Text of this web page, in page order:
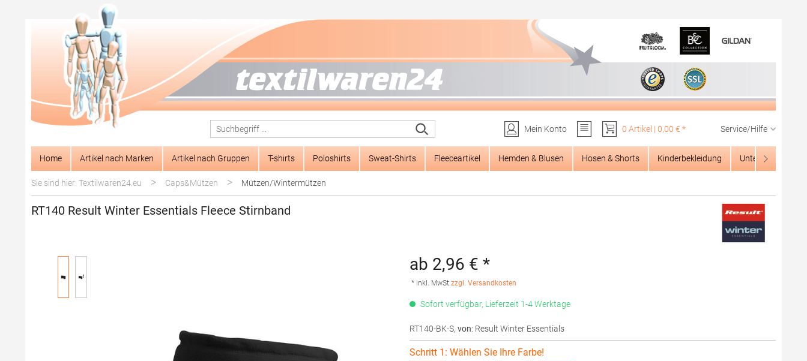
Zur Hauptnavigation springen
Mein Konto
0 Artikel | 0,00 € * Service/Hilfe
Home Artikel nach Marken Artikel nach Gruppen T-shirts Poloshirts Sweat-Shirts Fleeceartikel Hemden & Blusen Hosen & Shorts Kinderbekleidung Unterwäsche
Sie sind hier: Textilwaren24.eu > Caps&Mützen > Mützen/Wintermützen
RT140 Result Winter Essentials Fleece Stirnband
ab 2,96 € *
* inkl. MwSt.zzgl. Versandkosten
Sofort verfügbar, Lieferzeit 1-4 Werktage
RT140-BK-S, von: Result Winter Essentials
Schritt 1: Wählen Sie Ihre Farbe!